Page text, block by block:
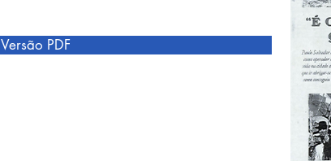
Versão PDF